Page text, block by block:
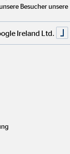
hier
Besucher unsere
Ireland Ltd.